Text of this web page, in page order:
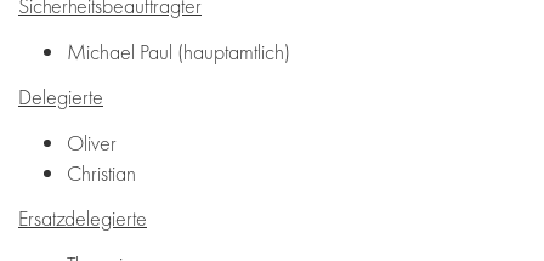
Michael Paul (hauptamtlich)
Delegierte
Oliver
Christian
Ersatzdelegierte